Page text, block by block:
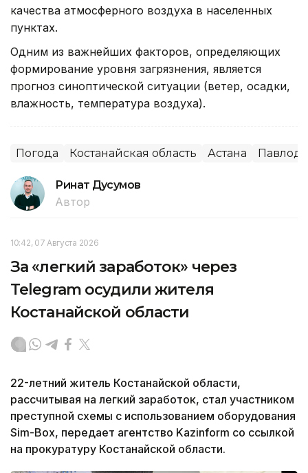
качества атмосферного воздуха в населенных
пунктах.
Одним из важнейших факторов, определяющих
формирование уровня загрязнения, является
прогноз синоптической ситуации (ветер, осадки,
влажность, температура воздуха).
Погода Костанайская область Астана
Ринат Дусумов
Автор
10:42, 07 Августа 2026
За «легкий заработок» через
Telegram осудили жителя
Костанайской области
22-летний житель Костанайской области,
рассчитывая на легкий заработок, стал участником
преступной схемы с использованием оборудования
Sim-Box, передает агентство Kazinform со ссылкой
на прокуратуру Костанайской области.